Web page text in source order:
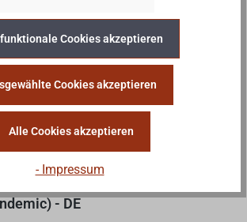
- DE
Cookies akzeptieren
Cookies akzeptieren
Alle Cookies akzeptieren
- Impressum